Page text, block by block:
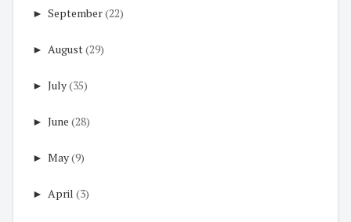
► September(22)
► August(29)
► July(35)
► June (28)
► May(9)
► April (3)